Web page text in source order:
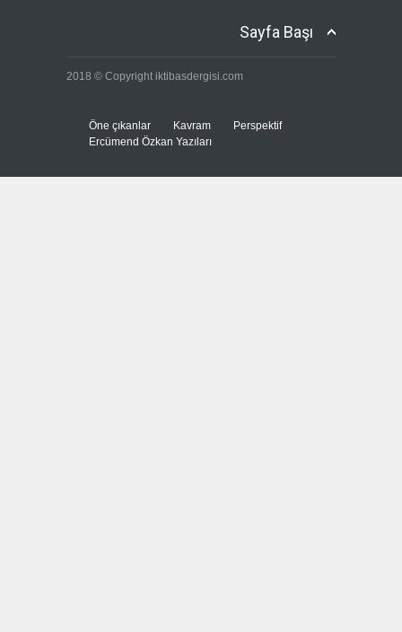
kontrollerini kaldır uyarısı
Yeni bir üçlü ittifak kuruldu
Sayfa Başı
2018 © Copyright iktibasdergisi.com
Öne çıkanlar Kavram
Perspektif
Ercümend Özkan Yazıları